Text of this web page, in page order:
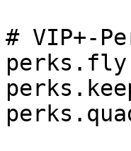
# VIP+-
perks.fly